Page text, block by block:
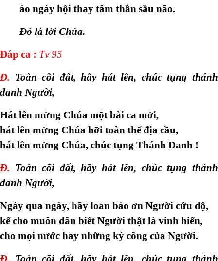
áo ngày hội thay tâm thần sầu não.
Đó là lời Chúa.
Đáp ca : Tv 95
Đ. Toàn cõi đất, hãy hát lên, chúc tụng thánh
danh Người,
Hát lên mừng Chúa một bài ca mới,
hát lên mừng Chúa hỡi toàn thể địa cầu,
hát lên mừng Chúa, chúc tụng Thánh Danh !
Đ. Toàn cõi đất, hãy hát lên, chúc tụng thánh
danh Người,
Ngày qua ngày, hãy loan báo ơn Người cứu độ,
kể cho muôn dân biết Người thật là vinh hiển,
cho mọi nước hay những kỳ công của Người.
Đ. Toàn cõi đất, hãy hát lên, chúc tụng thánh